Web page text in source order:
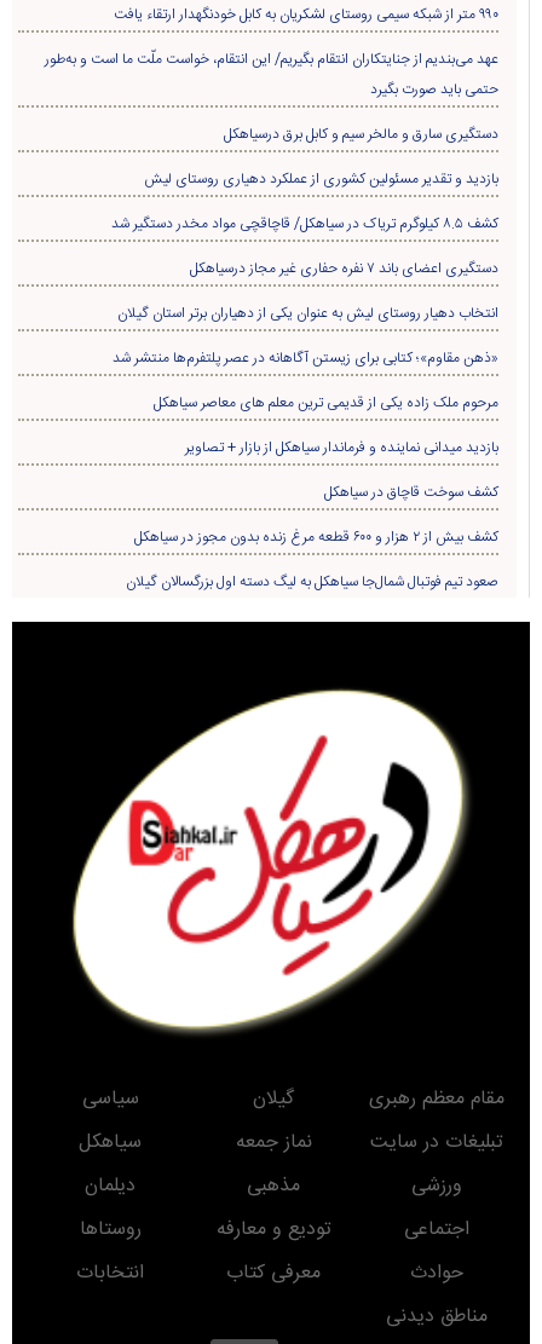
۹۹۰ متر از شبکه سیمی روستای لشکریان به کابل خودنگهدار ارتقاء یافت
عهد می‌بندیم از جنایتکاران انتقام بگیریم/ این انتقام، خواست ملّت ما است و به‌طور
حتمی باید صورت بگیرد
دستگیری سارق و مالخر سیم و کابل برق درسیاهکل
بازدید و تقدیر مسئولین کشوری از عملکرد دهیاری روستای لیش
کشف ۸.۵ کیلوگرم تریاک در سیاهکل/ قاچاقچی مواد مخدر دستگیر شد
دستگیری اعضای باند ۷ نفره حفاری غير مجاز درسیاهکل
انتخاب دهیار روستای لیش به عنوان یکی از دهیاران برتر استان گیلان
«ذهن مقاوم»؛ کتابی برای زیستن آگاهانه در عصر پلتفرم‌ها منتشر شد
مرحوم ملک زاده یکی از قدیمی ترین معلم های معاصر سیاهکل
بازدید میدانی نماینده و فرماندار سیاهکل از بازار + تصاویر
کشف سوخت قاچاق در سياهکل
کشف بیش از ۲ هزار و ۶۰۰ قطعه مرغ زنده بدون مجوز در سیاهکل
صعود تیم فوتبال شمال‌جا‌ سیاهکل به لیگ دسته اول بزرگسالان گیلان
مقام معظم رهبری گیلان
سیاسی
تبلیغات در سایت
نماز جمعه
سیاهکل
ورزشی
مذهبی
دیلمان
اجتماعی
تودیع و معارفه
روستاها
حوادث
معرفی کتاب
انتخابات
مناطق دیدنی